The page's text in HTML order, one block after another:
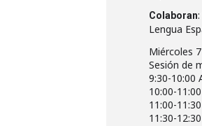
Colaboran
Lengua
Miércoles
Sesión de
9:30-10:00
10:00-
11:00-
11:30-